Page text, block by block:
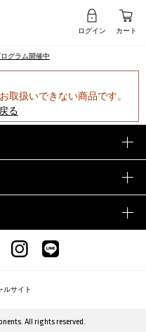
ログイン カート
グラム開催中
取扱いできない商品です。
る
ルサイト
All rights reserved.